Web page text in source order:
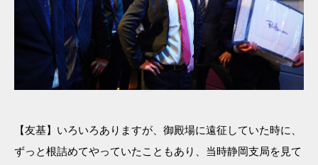
【友基】いろいろありますが、御殿場に遠征していた時に、
ずっと根詰めてやっていたこともあり、当時静岡支局を見て